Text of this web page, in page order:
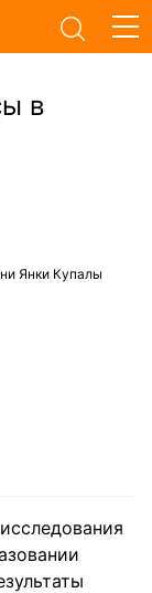
в
Янки Купалы